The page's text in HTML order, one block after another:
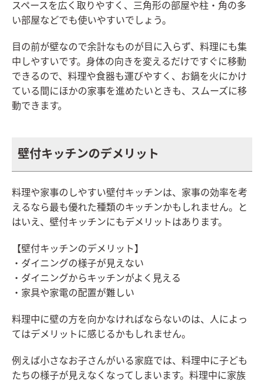
スペースを広く取りやすく、三角形の部屋や柱・角の多
い部屋などでも使いやすいでしょう。
目の前が壁なので余計なものが目に入らず、料理にも集
中しやすいです。身体の向きを変えるだけですぐに移動
できるので、料理や食器も運びやすく、お鍋を火にかけ
ている間にほかの家事を進めたいときも、スムーズに移
動できます。
壁付キッチンのデメリット
料理や家事のしやすい壁付キッチンは、家事の効率を考
えるなら最も優れた種類のキッチンかもしれません。と
はいえ、壁付キッチンにもデメリットはあります。
【壁付キッチンのデメリット】
・ダイニングの様子が見えない
・ダイニングからキッチンがよく見える
・家具や家電の配置が難しい
料理中に壁の方を向かなければならないのは、人によっ
てはデメリットに感じるかもしれません。
例えば小さなお子さんがいる家庭では、料理中に子ども
たちの様子が見えなくなってしまいます。料理中に家族